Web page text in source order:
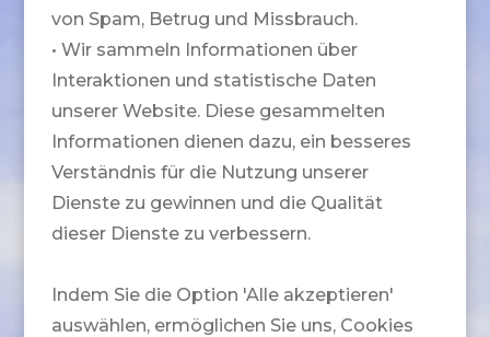
von Spam, Betrug und Missbrauch.
• Wir sammeln Informationen über
Interaktionen und statistische Daten
unserer Website. Diese gesammelten
Informationen dienen dazu, ein besseres
Verständnis für die Nutzung unserer
Dienste zu gewinnen und die Qualität
dieser Dienste zu verbessern.
Indem Sie die Option 'Alle akzeptieren'
auswählen, ermöglichen Sie uns, Cookies